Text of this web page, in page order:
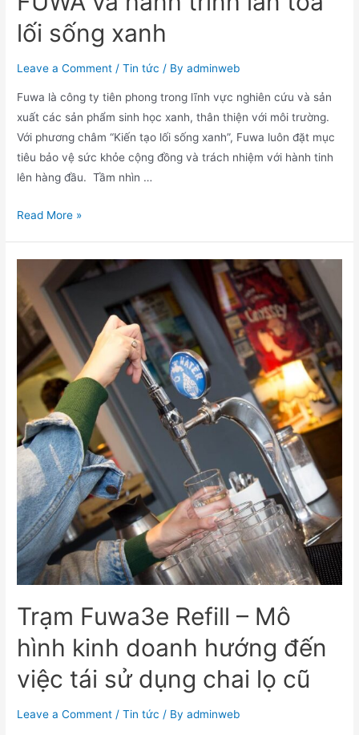
lối sống xanh
Leave a Comment /Tin tức / Byadminweb
Fuwa là công ty tiên phong trong lĩnh vực nghiên cứu và sản
xuất các sản phẩm sinh học xanh, thân thiện với môi trường.
Với phương châm “Kiến tạo lối sống xanh”, Fuwa luôn đặt mục
tiêu bảo vệ sức khỏe cộng đồng và trách nhiệm với hành tinh
lên hàng đầu. Tầm nhìn …
FUWA
tỏa
lối
sống
xanh
Read More »
Trạm Fuwa3e Refill – Mô
hình kinh doanh hướng đến
việc tái sử dụng chai lọ cũ
Leave a Comment /Tin tức / Byadminweb